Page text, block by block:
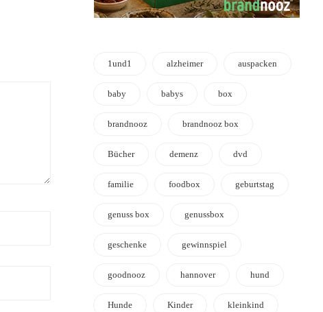
1und1 alzheimer auspacken
baby babys box
brandnooz brandnooz box
Bücher demenz dvd
familie foodbox geburtstag
genuss box genussbox
geschenke gewinnspiel
goodnooz hannover hund
Hunde Kinder kleinkind